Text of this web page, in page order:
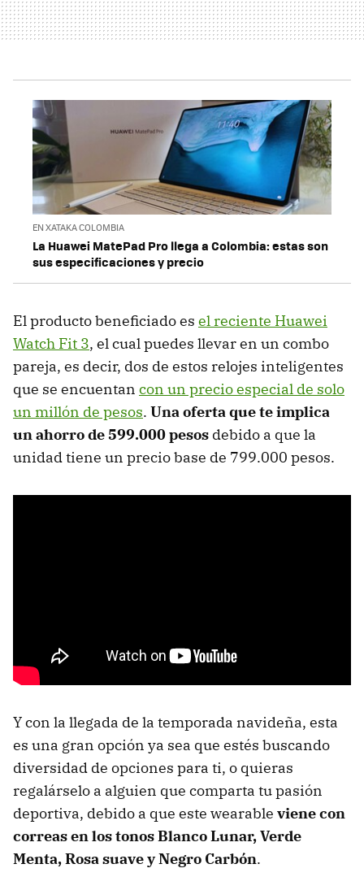
EN XATAKA COLOMBIA
La Huawei MatePad Pro llega a Colombia: estas son
sus especificaciones y precio
El producto beneficiado es el reciente Huawei
Watch Fit 3, el cual puedes llevar en un combo
pareja, es decir, dos de estos relojes inteligentes
que se encuentan con un precio especial de solo
un millón de pesos. Una oferta que te implica
un ahorro de 599.000 pesos debido a que la
unidad tiene un precio base de 799.000 pesos.
Y con la llegada de la temporada navideña, esta
es una gran opción ya sea que estés buscando
diversidad de opciones para ti, o quieras
regalárselo a alguien que comparta tu pasión
deportiva, debido a que este wearable viene con
correas en los tonos Blanco Lunar, Verde
Menta, Rosa suave y Negro Carbón.